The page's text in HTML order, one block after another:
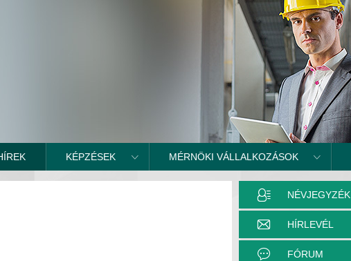
KÉPZÉSEK MÉRNÖKI VÁLLALKOZÁSOK
NÉVJEGYZÉK
HÍRLEVÉL
FÓRUM